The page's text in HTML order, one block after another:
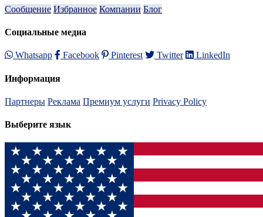
Сообщение Избранное Компании Блог
Социальные медиа
Whatsapp Facebook Pinterest Twitter LinkedIn
Информация
Партнеры Реклама Премиум услуги Privacy Policy
Выберите язык